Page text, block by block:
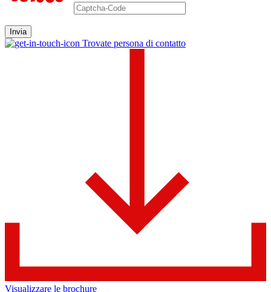
Invia
Trovate persona di contatto
Visualizzare le brochure